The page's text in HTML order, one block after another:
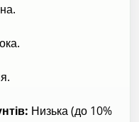
Низька (до 10%